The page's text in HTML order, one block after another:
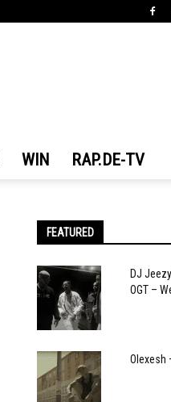
WIN RAP.DE-TV
FEATURED
DJ
OGT –
Olexesh